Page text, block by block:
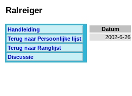
Ralreiger
Handleiding
Terug naar Persoonlijke lijst
Terug naar Ranglijst
Discussie
Datum
2002-6-26